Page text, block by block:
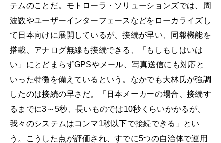
テムのことだ。モトローラ・ソリューションズでは、周
波数やユーザーインターフェースなどをローカライズし
て日本向けに展開しているが、接続が早い、同報機能を
搭載、アナログ無線も接続できる、「もしもしはいは
い」にとどまらずGPSやメール、写真送信にも対応と
いった特徴を備えているという。なかでも大林氏が強調
したのは接続の早さだ。「日本メーカーの場合、接続す
るまでに3～5秒、長いものでは10秒くらいかかるが、
我々のシステムはコンマ1秒以下で接続できる」とい
う。こうした点が評価され、すでに5つの自治体で運用